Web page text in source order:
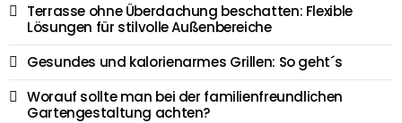
Terrasse ohne Überdachung beschatten: Flexible
Lösungen für stilvolle Außenbereiche
Gesundes und kalorienarmes Grillen: So geht´s
Worauf sollte man bei der familienfreundlichen
Gartengestaltung achten?